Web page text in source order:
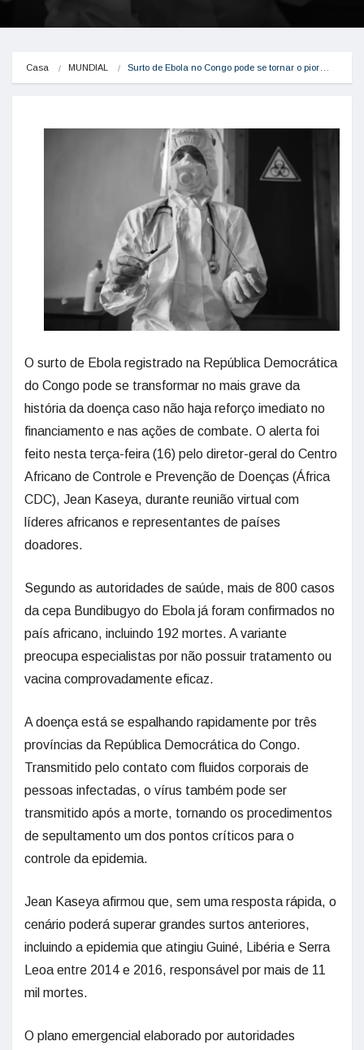
Casa MUNDIAL Surto de Ebola no Congo pode se tornar o pior…
O surto de Ebola registrado na República Democrática
do Congo pode se transformar no mais grave da
história da doença caso não haja reforço imediato no
financiamento e nas ações de combate. O alerta foi
feito nesta terça-feira (16) pelo diretor-geral do Centro
Africano de Controle e Prevenção de Doenças (África
CDC), Jean Kaseya, durante reunião virtual com
líderes africanos e representantes de países
doadores.
Segundo as autoridades de saúde, mais de 800 casos
da cepa Bundibugyo do Ebola já foram confirmados no
país africano, incluindo 192 mortes. A variante
preocupa especialistas por não possuir tratamento ou
vacina comprovadamente eficaz.
A doença está se espalhando rapidamente por três
províncias da República Democrática do Congo.
Transmitido pelo contato com fluidos corporais de
pessoas infectadas, o vírus também pode ser
transmitido após a morte, tornando os procedimentos
de sepultamento um dos pontos críticos para o
controle da epidemia.
Jean Kaseya afirmou que, sem uma resposta rápida, o
cenário poderá superar grandes surtos anteriores,
incluindo a epidemia que atingiu Guiné, Libéria e Serra
Leoa entre 2014 e 2016, responsável por mais de 11
mil mortes.
O plano emergencial elaborado por autoridades